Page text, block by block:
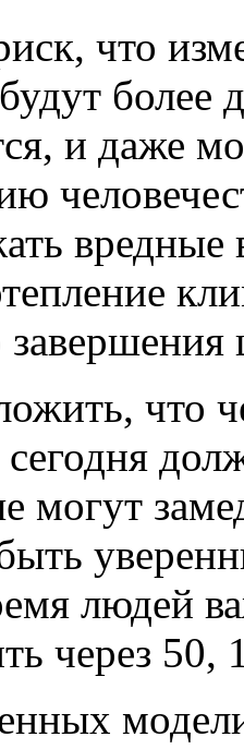
что
более
и даже
что
могут
людей
через 50,